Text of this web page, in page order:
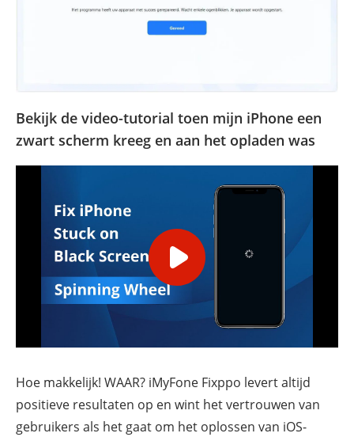
Bekijk de video-tutorial toen mijn iPhone een
zwart scherm kreeg en aan het opladen was
Hoe makkelijk! WAAR? iMyFone Fixppo levert altijd
positieve resultaten op en wint het vertrouwen van
gebruikers als het gaat om het oplossen van iOS-